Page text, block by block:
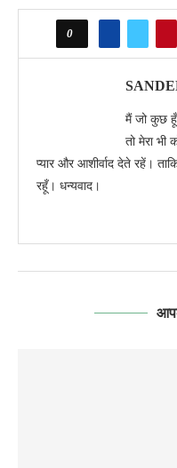
0
मैं जो कुछ
तो मेरा
प्यार और आशीर्वाद देते रहें।
रहूँ। धन्यवाद।